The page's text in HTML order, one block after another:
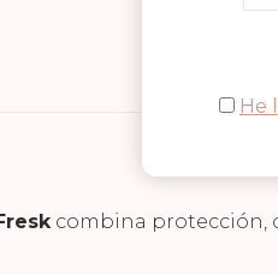
combina protección,
He